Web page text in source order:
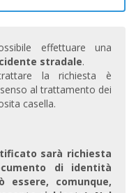
effettuare una
stradale.
la richiesta è
al trattamento dei
casella.
sarà richiesta
di identità
essere, comunque,